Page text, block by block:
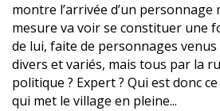
montre l’arrivée d’un
mesure va voir se constituer une
de lui, faite de personnages
divers et variés, mais tous par la
politique ? Expert ? Qui est donc
qui met le village en pleine...